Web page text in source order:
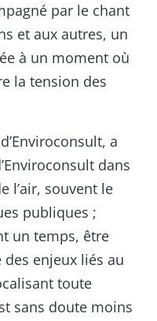
par le chant
et aux autres, un
à un moment où
la tension des
a
dans
l’air, souvent le
publiques ;
un temps, être
enjeux liés au
toute
sans doute moins